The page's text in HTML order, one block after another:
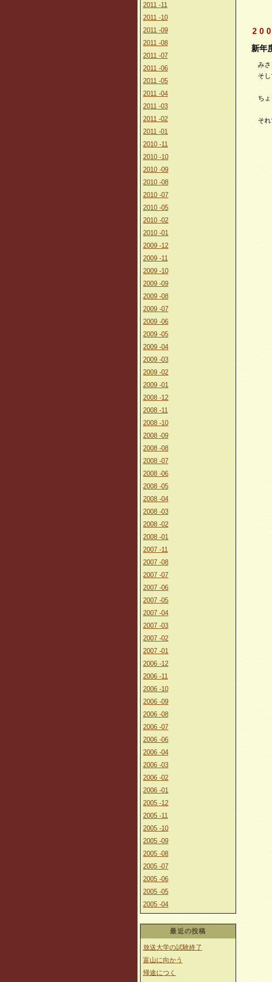
2011 -11
2011 -10
2011 -09
2011 -08
2011 -07
2011 -06
2011 -05
2011 -04
2011 -03
2011 -02
2011 -01
2010 -11
2010 -10
2010 -09
2010 -08
2010 -07
2010 -05
2010 -02
2010 -01
2009 -12
2009 -11
2009 -10
2009 -09
2009 -08
2009 -07
2009 -06
2009 -05
2009 -04
2009 -03
2009 -02
2009 -01
2008 -12
2008 -11
2008 -10
2008 -09
2008 -08
2008 -07
2008 -06
2008 -05
2008 -04
2008 -03
2008 -02
2008 -01
2007 -11
2007 -08
2007 -07
2007 -06
2007 -05
2007 -04
2007 -03
2007 -02
2007 -01
2006 -12
2006 -11
2006 -10
2006 -09
2006 -08
2006 -07
2006 -06
2006 -04
2006 -03
2006 -02
2006 -01
2005 -12
2005 -11
2005 -10
2005 -09
2005 -08
2005 -07
2005 -06
2005 -05
2005 -04
最近の投稿
放送大学の試験終了
富山に向かう
帰途につく
新年
みさ
そし
ちょ
それ